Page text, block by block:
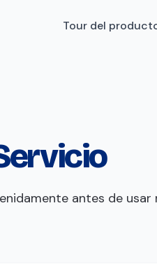
Tour del
antes de usar